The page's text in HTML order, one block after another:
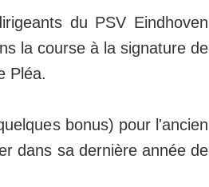
du PSV Eindhoven
la course à la signature de
Pléa.
bonus) pour l'ancien
dans sa dernière année de